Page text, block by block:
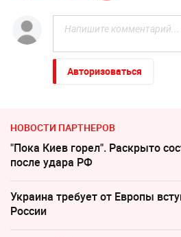
Авторизоваться
НОВОСТИ ПАРТНЕРОВ
"Пока Киев горел". Раскрыто
после удара РФ
Украина требует от Европы
России